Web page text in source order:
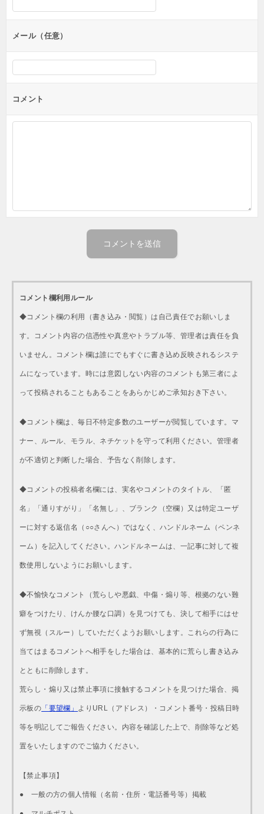
メール（任意）
コメント
コメント欄利用ルール
◆コメント欄の利用（書き込み・閲覧）は自己責任でお願いしま
す。コメント内容の信憑性や真意やトラブル等、管理者は責任を負
いません。コメント欄は誰にでもすぐに書き込め反映されるシステ
ムになっています。時には意図しない内容のコメントも第三者によ
って投稿されることもあることをあらかじめご承知おき下さい。
◆コメント欄は、毎日不特定多数のユーザーが閲覧しています。マ
ナー、ルール、モラル、ネチケットを守って利用ください。管理者
が不適切と判断した場合、予告なく削除します。
◆コメントの投稿者名欄には、実名やコメントのタイトル、「匿
名」「通りすがり」「名無し」、ブランク（空欄）又は特定ユーザ
ーに対する返信名（○○さんへ）ではなく、ハンドルネーム（ペンネ
ーム）を記入してください。ハンドルネームは、一記事に対して複
数使用しないようにお願いします。
◆不愉快なコメント（荒らしや悪戯、中傷・煽り等、根拠のない難
癖をつけたり、けんか腰な口調）を見つけても、決して相手にはせ
ず無視（スルー）していただくようお願いします。これらの行為に
当てはまるコメントへ相手をした場合は、基本的に荒らし書き込み
とともに削除します。
荒らし・煽り又は禁止事項に接触するコメントを見つけた場合、掲
示板の 「要望欄」 よりURL（アドレス）・コメント番号・投稿日時
等を明記してご報告ください。内容を確認した上で、削除等など処
置をいたしますのでご協力ください。
【禁止事項】
● 一般の方の個人情報（名前・住所・電話番号等）掲載